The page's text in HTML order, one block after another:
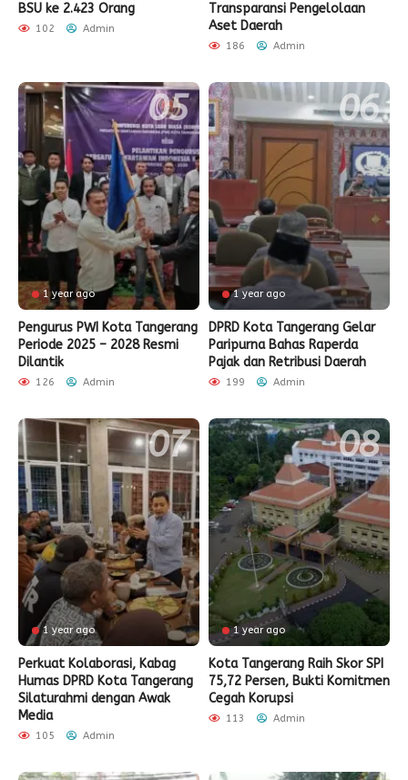
BSU ke 2.423 Orang
102 Admin
Transparansi Pengelolaan
Aset Daerah
186 Admin
1 year ago
Pengurus PWI Kota Tangerang
Periode 2025 – 2028 Resmi
Dilantik
126 Admin
1 year ago
DPRD Kota Tangerang Gelar
Paripurna Bahas Raperda
Pajak dan Retribusi Daerah
199 Admin
1 year ago
Perkuat Kolaborasi, Kabag
Humas DPRD Kota Tangerang
Silaturahmi dengan Awak
Media
105 Admin
1 year ago
Kota Tangerang Raih Skor SPI
75,72 Persen, Bukti Komitmen
Cegah Korupsi
113 Admin